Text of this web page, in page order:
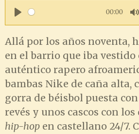
P
l
a
y
00:00
t
Allá por los años noventa,
en el barrio que iba vestido
auténtico rapero
bambas Nike de caña alta,
gorra de béisbol puesta
revés y unos cascos con los
hip-hop en castellano 24/7.